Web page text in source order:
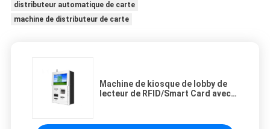
distributeur automatique de carte
machine de distributeur de carte
Machine de kiosque de lobby de
lecteur de RFID/Smart Card avec